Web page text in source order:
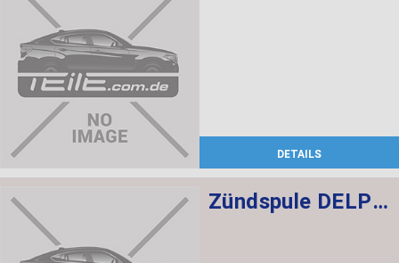
DETAILS
Zündspule DELPHI